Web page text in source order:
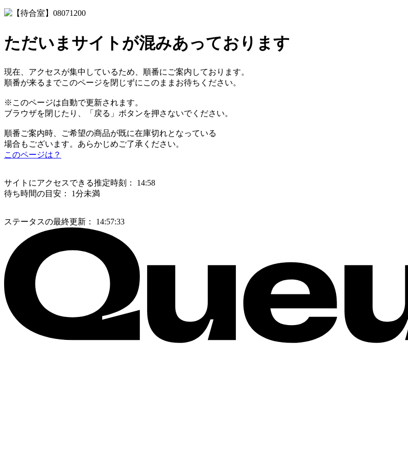
ただいまサイトが混みあっております
現在、アクセスが集中しているため、順番にご案内しております。
順番が来るまでこのページを閉じずにこのままお待ちください。
※このページは自動で更新されます。
ブラウザを閉じたり、「戻る」ボタンを押さないでください。
順番ご案内時、ご希望の商品が既に在庫切れとなっている
場合もございます。あらかじめご了承ください。
このページは？
サイトにアクセスできる推定時刻：
14:58
待ち時間の目安：
1分未満
ステータスの最終更新： 14:57:33